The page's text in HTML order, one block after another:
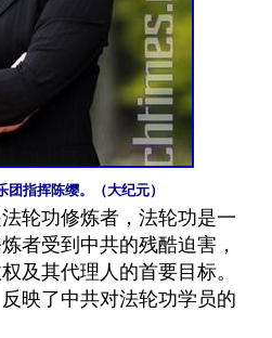
团指挥陈缨。（大纪元）
轮功修炼者，法轮功是一
者受到中共的残酷迫害，
及其代理人的首要目标。
映了中共对法轮功学员的